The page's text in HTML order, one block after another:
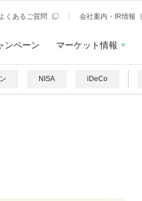
くあるご質問 会社案内・IR情報
ンペーン マーケット情報
NISA iDeCo